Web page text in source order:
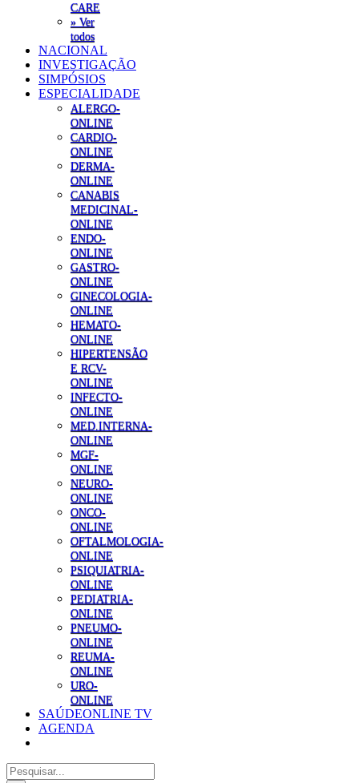
CARE
» Ver
todos
NACIONAL
INVESTIGAÇÃO
SIMPÓSIOS
ESPECIALIDADE
ALERGO-
ONLINE
CARDIO-
ONLINE
DERMA-
ONLINE
CANABIS
MEDICINAL-
ONLINE
ENDO-
ONLINE
GASTRO-
ONLINE
GINECOLOGIA-
ONLINE
HEMATO-
ONLINE
HIPERTENSÃO
E RCV-
ONLINE
INFECTO-
ONLINE
MED.INTERNA-
ONLINE
MGF-
ONLINE
NEURO-
ONLINE
ONCO-
ONLINE
OFTALMOLOGIA-
ONLINE
PSIQUIATRIA-
ONLINE
PEDIATRIA-
ONLINE
PNEUMO-
ONLINE
REUMA-
ONLINE
URO-
ONLINE
SAÚDEONLINE TV
AGENDA
Pesquisar